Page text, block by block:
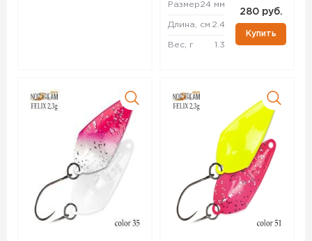
Размер24 мм
Длина, см 2.4
Вес, г 1.3
280 руб.
Купить